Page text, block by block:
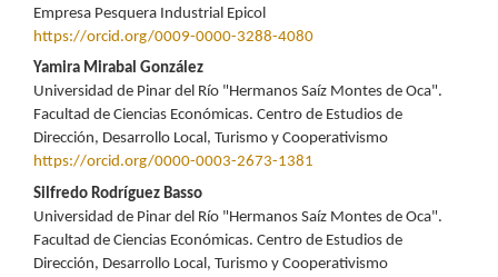
principal
del
artículo
Empresa Pesquera Industrial Epicol
https://orcid.org/0009-0000-3288-4080
Yamira Mirabal González
Universidad de Pinar del Río "Hermanos Saíz Montes de Oca".
Facultad de Ciencias Económicas. Centro de Estudios de
Dirección, Desarrollo Local, Turismo y Cooperativismo
https://orcid.org/0000-0003-2673-1381
Silfredo Rodríguez Basso
Universidad de Pinar del Río "Hermanos Saíz Montes de Oca".
Facultad de Ciencias Económicas. Centro de Estudios de
Dirección, Desarrollo Local, Turismo y Cooperativismo